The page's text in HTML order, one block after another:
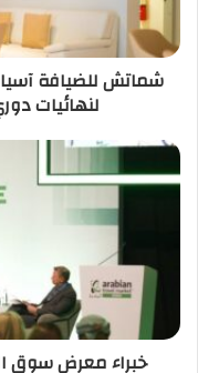
شماتش للضيافة
لنهائيات